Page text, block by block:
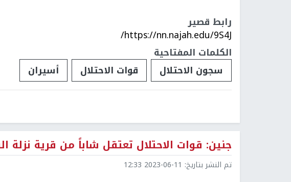
رابط قصير
https://nn.najah.edu/9S4J/
الكلمات المفتاحية
سجون الاحتلال
قوات الاحتلال أسيران
جنين: قوات الاحتلال تعتقل شاباً من قرية نزلة
تم النشر بتاريخ: 2023-06-11 12:33